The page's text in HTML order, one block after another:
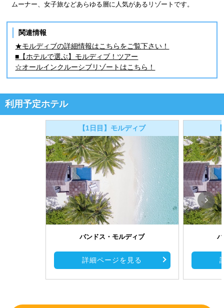
ムーナー、女子旅などあらゆる層に人気があるリゾートです。
関連情報
★モルディブの詳細情報はこちらをご覧下さい！
■【ホテルで選ぶ】モルディブ！ツアー
☆オールインクルーシブリゾートはこちら！
利用予定ホテル
【1日目】モルディブ
バンドス・モルディブ
詳細ページを見る